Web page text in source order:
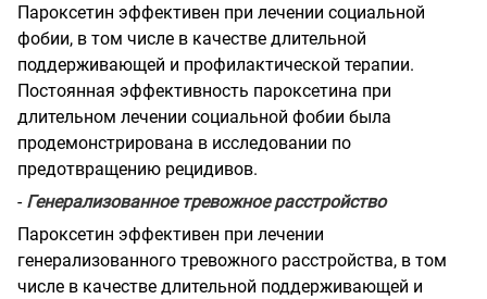
Пароксетин эффективен при лечении социальной
фобии, в том числе в качестве длительной
поддерживающей и профилактической терапии.
Постоянная эффективность пароксетина при
длительном лечении социальной фобии была
продемонстрирована в исследовании по
предотвращению рецидивов.
- Генерализованное тревожное расстройство
Пароксетин эффективен при лечении
генерализованного тревожного расстройства, в том
числе в качестве длительной поддерживающей и